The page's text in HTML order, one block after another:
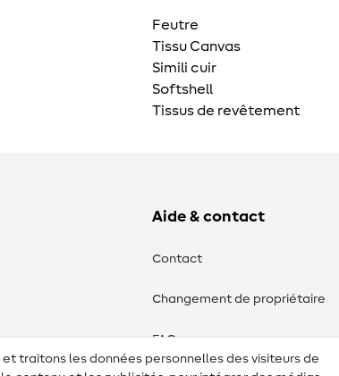
Feutre
Tissu Canvas
Simili cuir
Softshell
Tissus de revêtement
Aide & contact
Contact
Changement de propriétaire
FAQ
traitons les données personnelles des visiteurs de